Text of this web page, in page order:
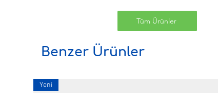
Tüm Ürünler
Benzer Ürünler
Yeni